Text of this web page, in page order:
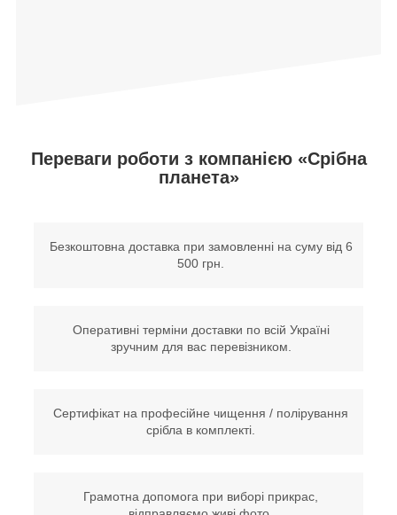
Переваги роботи з компанією «Срібна
планета»
Безкоштовна доставка при замовленні на суму від 6
500 грн.
Оперативні терміни доставки по всій Україні
зручним для вас перевізником.
Сертифікат на професійне чищення / полірування
срібла в комплекті.
Грамотна допомога при виборі прикрас,